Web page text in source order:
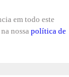
em todo este
nossa política de